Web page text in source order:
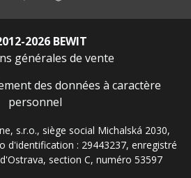
2026 BEWIT
générales de vente
des données à caractère
personnel
s.r.o., siège social Michalská 2030,
d'identification : 29443237, enregistré
section C, numéro 53597